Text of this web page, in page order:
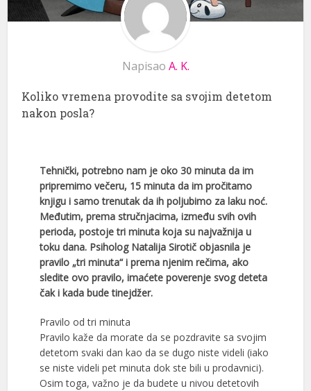
Napisao A. K.
Koliko vremena provodite sa svojim detetom
nakon posla?
Tehnički, potrebno nam je oko 30 minuta da im
pripremimo večeru, 15 minuta da im pročitamo
knjigu i samo trenutak da ih poljubimo za laku noć.
Međutim, prema stručnjacima, između svih ovih
perioda, postoje tri minuta koja su najvažnija u
toku dana. Psiholog Natalija Sirotič objasnila je
pravilo „tri minuta“ i prema njenim rečima, ako
sledite ovo pravilo, imaćete poverenje svog deteta
čak i kada bude tinejdžer.
Pravilo od tri minuta
Pravilo kaže da morate da se pozdravite sa svojim
detetom svaki dan kao da se dugo niste videli (iako
se niste videli pet minuta dok ste bili u prodavnici).
Osim toga, važno je da budete u nivou detetovih